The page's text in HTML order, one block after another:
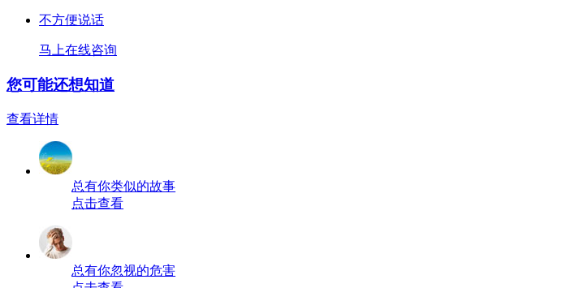
不方便说话
马上在线咨询
您可能还想知道
查看详情
总有你类似的故事
点击查看
总有你忽视的危害